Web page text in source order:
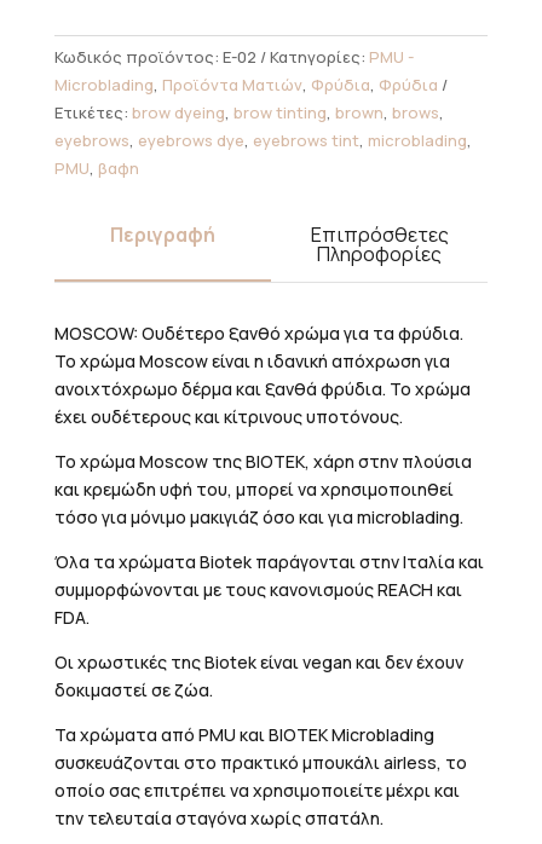
Κωδικός προϊόντος: E-02 Κατηγορίες: PMU -
Microblading Προϊόντα Ματιών, Φρύδια Φρύδια
Ετικέτες: brow dyeing brow tinting brown brows
eyebrows eyebrows dye eyebrows tint, microblading
PMU βαφη
Περιγραφή Επιπρόσθετες
Πληροφορίες
MOSCOW: Ουδέτερο ξανθό χρώμα για τα φρύδια.
Το χρώμα Moscow είναι η ιδανική απόχρωση για
ανοιχτόχρωμο δέρμα και ξανθά φρύδια. Το χρώμα
έχει ουδέτερους και κίτρινους υποτόνους.
Το χρώμα Moscow της BIOTEK, χάρη στην πλούσια
και κρεμώδη υφή του, μπορεί να χρησιμοποιηθεί
τόσο για μόνιμο μακιγιάζ όσο και για microblading.
Όλα τα χρώματα Biotek παράγονται στην Ιταλία και
συμμορφώνονται με τους κανονισμούς REACH και
FDA.
Οι χρωστικές της Biotek είναι vegan και δεν έχουν
δοκιμαστεί σε ζώα.
Τα χρώματα από PMU και BIOTEK Μicroblading
συσκευάζονται στο πρακτικό μπουκάλι airless, το
οποίο σας επιτρέπει να χρησιμοποιείτε μέχρι και
την τελευταία σταγόνα χωρίς σπατάλη.